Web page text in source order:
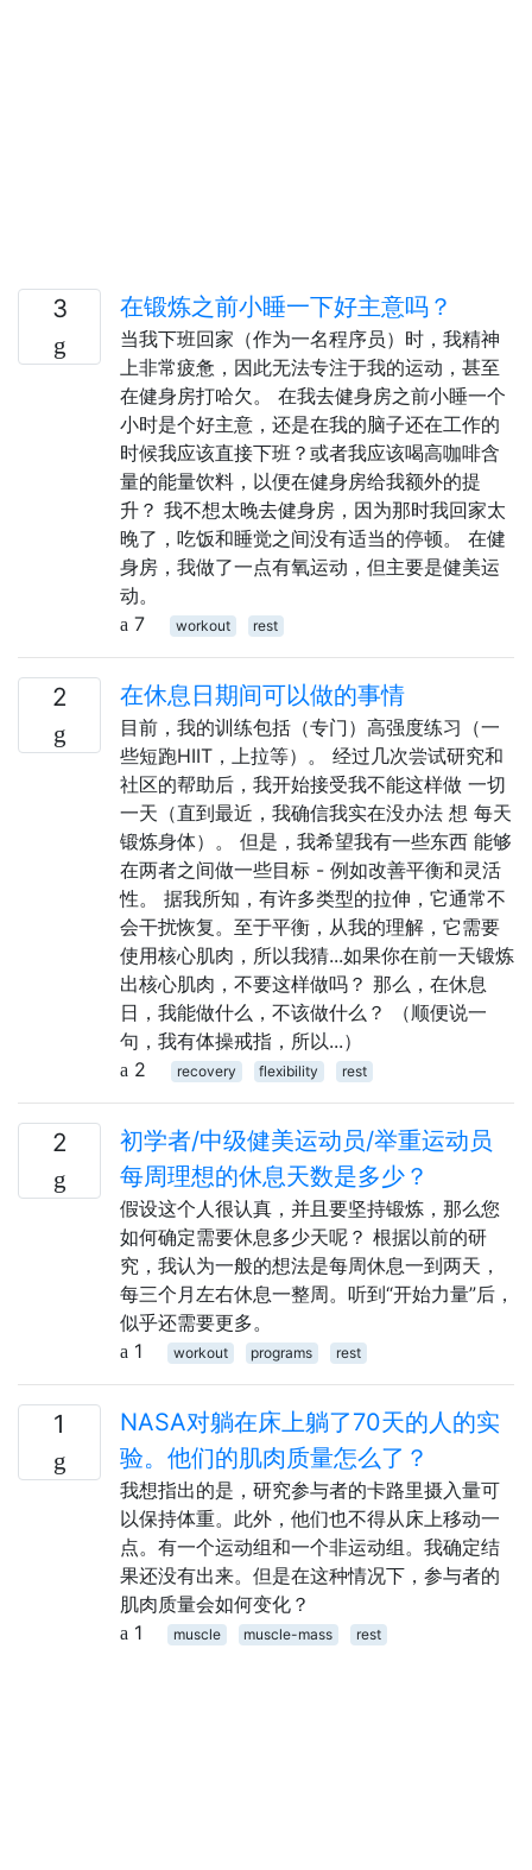
3 在锻炼之前小睡一下好主意吗？
当我下班回家（作为一名程序员）时，我精神
上非常疲惫，因此无法专注于我的运动，甚至
在健身房打哈欠。 在我去健身房之前小睡一个
小时是个好主意，还是在我的脑子还在工作的
时候我应该直接下班？或者我应该喝高咖啡含
量的能量饮料，以便在健身房给我额外的提
升？ 我不想太晚去健身房，因为那时我回家太
晚了，吃饭和睡觉之间没有适当的停顿。 在健
身房，我做了一点有氧运动，但主要是健美运
动。
7
workout rest
2 在休息日期间可以做的事情
目前，我的训练包括（专门）高强度练习（一
些短跑HIIT，上拉等）。 经过几次尝试研究和
社区的帮助后，我开始接受我不能这样做 一切
一天（直到最近，我确信我实在没办法 想 每天
锻炼身体）。 但是，我希望我有一些东西 能够
在两者之间做一些目标 - 例如改善平衡和灵活
性。 据我所知，有许多类型的拉伸，它通常不
会干扰恢复。至于平衡，从我的理解，它需要
使用核心肌肉，所以我猜...如果你在前一天锻炼
出核心肌肉，不要这样做吗？ 那么，在休息
日，我能做什么，不该做什么？ （顺便说一
句，我有体操戒指，所以...）
2
recovery flexibility rest
2
初学者/中级健美运动员/举重运动员
每周理想的休息天数是多少？
假设这个人很认真，并且要坚持锻炼，那么您
如何确定需要休息多少天呢？ 根据以前的研
究，我认为一般的想法是每周休息一到两天，
每三个月左右休息一整周。听到“开始力量”后，
似乎还需要更多。
1
workout programs rest
1
NASA对躺在床上躺了70天的人的实
验。他们的肌肉质量怎么了？
我想指出的是，研究参与者的卡路里摄入量可
以保持体重。此外，他们也不得从床上移动一
点。有一个运动组和一个非运动组。我确定结
果还没有出来。但是在这种情况下，参与者的
肌肉质量会如何变化？
1
muscle muscle-mass rest